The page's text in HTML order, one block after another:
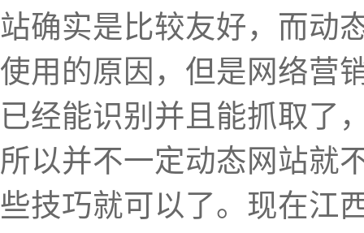
站确实是比较友好，而动
使用的原因，但是网络营
已经能识别并且能抓取了
所以并不一定动态网站就
些技巧就可以了。现在江